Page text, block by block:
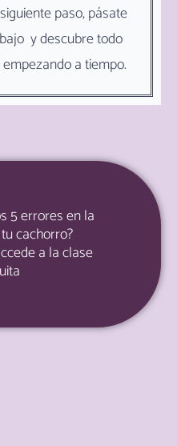
paso, pásate
y descubre todo
a tiempo.
5 errores en la
cachorro?
a la clase